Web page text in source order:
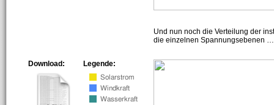
Und nun noch die Verteilung der
die einzelnen Spannungsebenen
Legende:
Download: